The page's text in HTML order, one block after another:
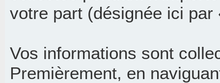
votre part (désignée ici
Vos informations sont
Premièrement, en